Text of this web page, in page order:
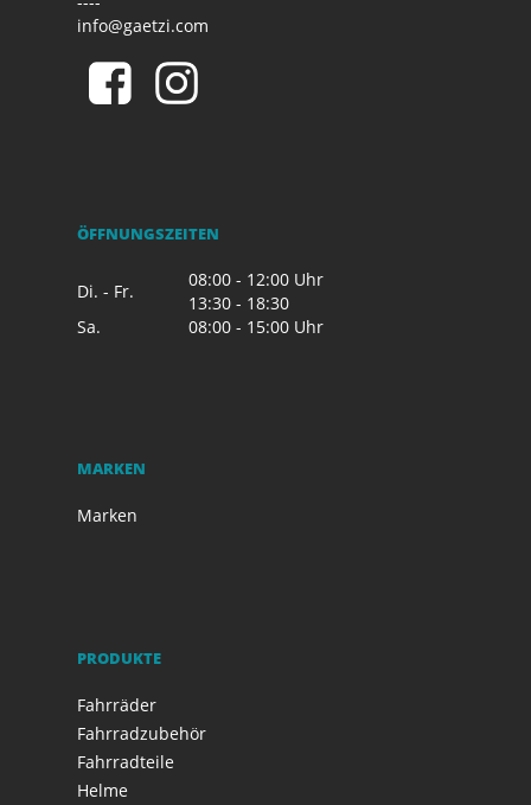
info@gaetzi.com
ÖFFNUNGSZEITEN
Di. - Fr.
08:00 - 12:00 Uhr
13:30 - 18:30
Sa.
08:00 - 15:00 Uhr
MARKEN
Marken
PRODUKTE
Fahrräder
Fahrradzubehör
Fahrradteile
Helme